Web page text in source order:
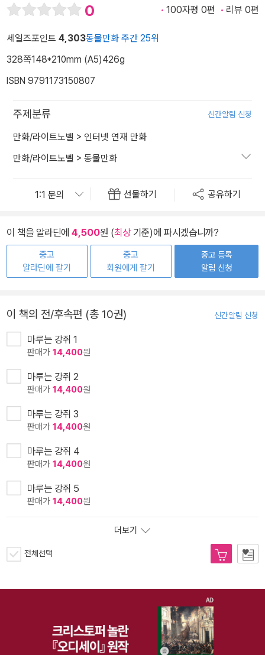
0 100자평 0편 리뷰 0편
세일즈포인트 4,303동물만화 주간 25위
328쪽148*210mm (A5)426g
ISBN 9791173150807
주제분류 신간알림 신청
만화/라이트노벨 > 인터넷 연재 만화
만화/라이트노벨 > 동물만화
선물하기 공유하기
이 책을 알라딘에 4,500원 (최상기준)에 파시겠습니까?
중고
알라딘에 팔기
중고
회원에게 팔기
중고 등록
알림 신청
이 책의 전/후속편 (총 10권) 신간알림 신청
마루는 강쥐 1
판매가 14,400원
마루는 강쥐 2
판매가 14,400원
마루는 강쥐 3
판매가 14,400원
마루는 강쥐 4
판매가 14,400원
마루는 강쥐 5
판매가 14,400원
더보기
전체선택